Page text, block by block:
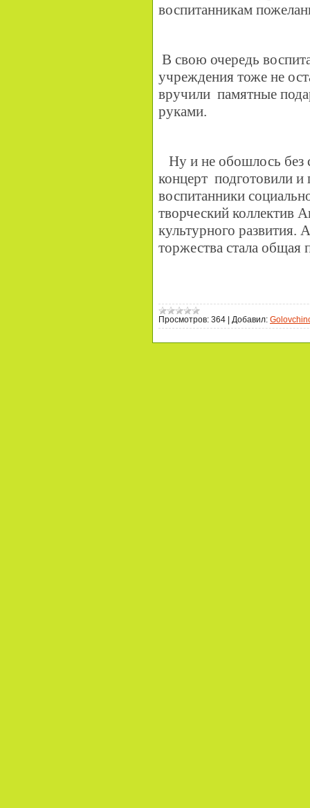
воспитанникам
В свою очередь
учреждения тоже не
вручили памятные
руками.
Ну и не обошлось без
концерт подготовили
воспитанники
творческий коллектив
культурного развития.
торжества стала общая
Просмотров: 364 | Добавил: